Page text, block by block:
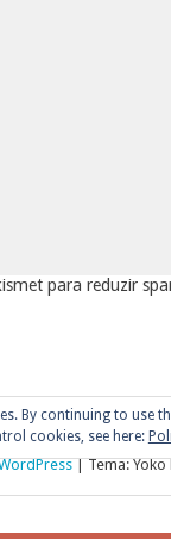
para reduzir
|Tema:
By continuing to use
cookies, see here: